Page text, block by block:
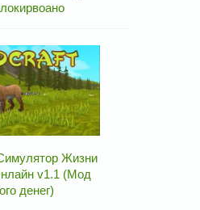
Жизни
v1.1 (Мод
денег)